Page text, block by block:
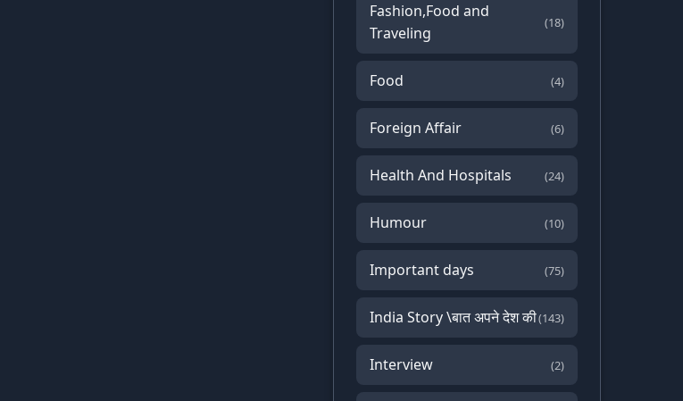
Fashion,Food and
Traveling
(18)
Food (4)
Foreign Affair (6)
Health And Hospitals (24)
Humour (10)
Important days (75)
India Story \बात अपने देश की(143)
Interview (2)